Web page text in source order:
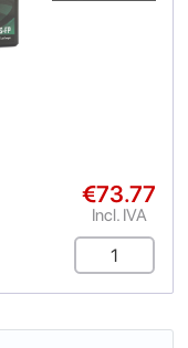
€73.77
Incl. IVA